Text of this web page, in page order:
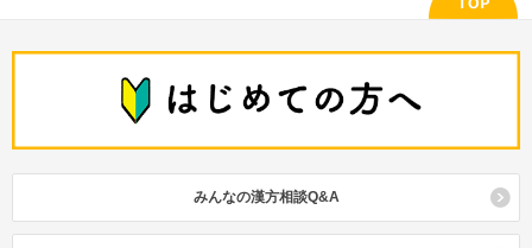
みんなの漢方相談Q&A